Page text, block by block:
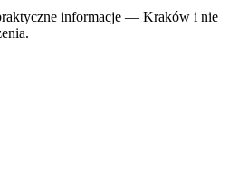
informacje — Kraków i nie